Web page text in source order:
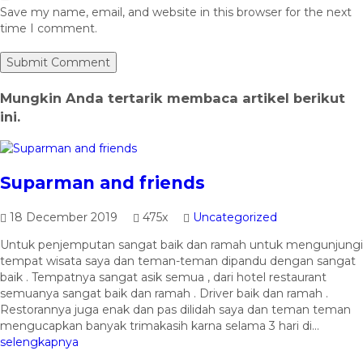
Save my name, email, and website in this browser for the next
time I comment.
Mungkin Anda tertarik membaca artikel berikut
ini.
Suparman and friends
18 December 2019 475x
Uncategorized
Untuk penjemputan sangat baik dan ramah untuk mengunjungi
tempat wisata saya dan teman-teman dipandu dengan sangat
baik . Tempatnya sangat asik semua , dari hotel restaurant
semuanya sangat baik dan ramah . Driver baik dan ramah .
Restorannya juga enak dan pas dilidah saya dan teman teman
mengucapkan banyak trimakasih karna selama 3 hari di...
selengkapnya